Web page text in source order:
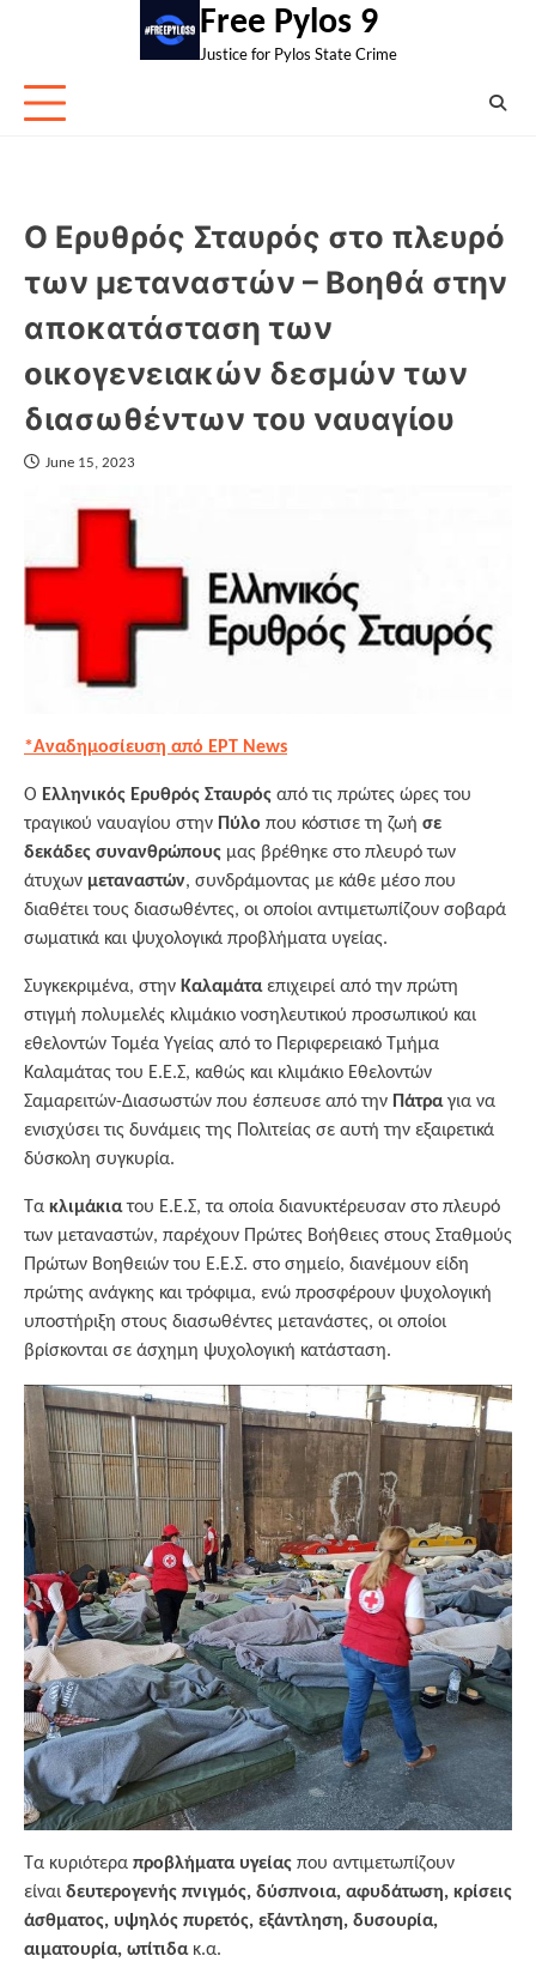
Free Pylos 9
Justice for Pylos State Crime
Ο Ερυθρός Σταυρός στο πλευρό
των μεταναστών – Βοηθά στην
αποκατάσταση των
οικογενειακών δεσμών των
διασωθέντων του ναυαγίου
June 15, 2023
*Αναδημοσίευση από ΕΡΤ News
Ο Ελληνικός Ερυθρός Σταυρός από τις πρώτες ώρες του
τραγικού ναυαγίου στην Πύλο που κόστισε τη ζωή σε
δεκάδες συνανθρώπους μας βρέθηκε στο πλευρό των
άτυχων μεταναστών, συνδράμοντας με κάθε μέσο που
διαθέτει τους διασωθέντες, οι οποίοι αντιμετωπίζουν σοβαρά
σωματικά και ψυχολογικά προβλήματα υγείας.
Συγκεκριμένα, στην Καλαμάταεπιχειρεί από την πρώτη
στιγμή πολυμελές κλιμάκιο νοσηλευτικού προσωπικού και
εθελοντών Τομέα Υγείας από το Περιφερειακό Τμήμα
Καλαμάτας του Ε.Ε.Σ, καθώς και κλιμάκιο Εθελοντών
Σαμαρειτών-Διασωστών που έσπευσε από την Πάτραγια να
ενισχύσει τις δυνάμεις της Πολιτείας σε αυτή την εξαιρετικά
δύσκολη συγκυρία.
Τα κλιμάκιατου Ε.Ε.Σ, τα οποία διανυκτέρευσαν στο πλευρό
των μεταναστών, παρέχουν Πρώτες Βοήθειες στους Σταθμούς
Πρώτων Βοηθειών του Ε.Ε.Σ. στο σημείο, διανέμουν είδη
πρώτης ανάγκης και τρόφιμα, ενώ προσφέρουν ψυχολογική
υποστήριξη στους διασωθέντες μετανάστες, οι οποίοι
βρίσκονται σε άσχημη ψυχολογική κατάσταση.
Τα κυριότερα προβλήματα υγείας που αντιμετωπίζουν
είναι δευτερογενής πνιγμός, δύσπνοια, αφυδάτωση, κρίσεις
άσθματος, υψηλός πυρετός, εξάντληση, δυσουρία,
αιματουρία, ωτίτιδα κ.α.